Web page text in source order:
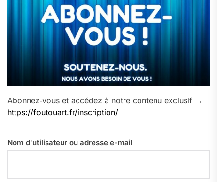
Abonnez‑vous et accédez à notre contenu exclusif →
https://foutouart.fr/inscription/
Nom d'utilisateur ou adresse e-mail